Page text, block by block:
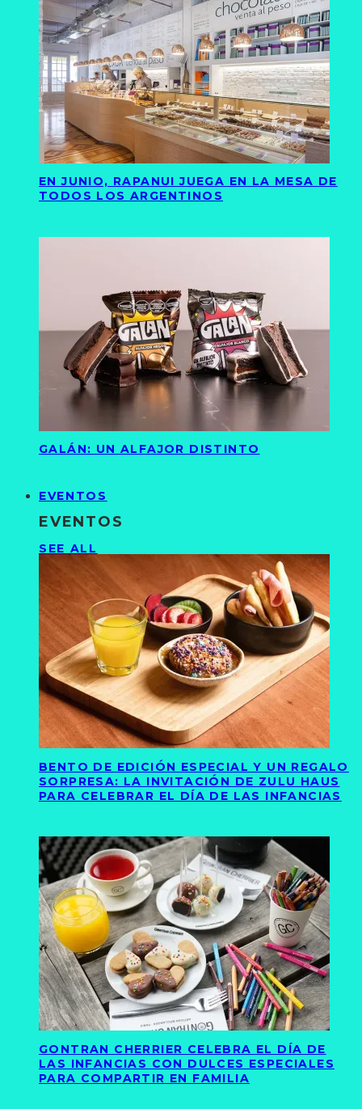
EN JUNIO, RAPANUI JUEGA EN LA MESA DE
TODOS LOS ARGENTINOS
GALÁN: UN ALFAJOR DISTINTO
EVENTOS
EVENTOS
SEE ALL
BENTO DE EDICIÓN ESPECIAL Y UN REGALO
SORPRESA: LA INVITACIÓN DE ZULU HAUS
PARA CELEBRAR EL DÍA DE LAS INFANCIAS
GONTRAN CHERRIER CELEBRA EL DÍA DE
LAS INFANCIAS CON DULCES ESPECIALES
PARA COMPARTIR EN FAMILIA